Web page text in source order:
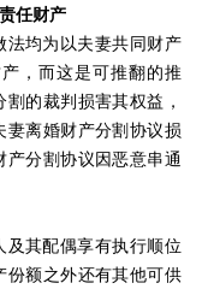
任财产
法均为以夫妻共同财产
，而这是可推翻的推
的裁判损害其权益，
离婚财产分割协议损
分割协议因恶意串通
其配偶享有执行顺位
份额之外还有其他可供